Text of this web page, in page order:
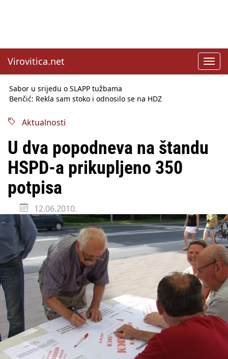
Virovitica.net
Sabor u srijedu o SLAPP tužbama
Benčić: Rekla sam stoko i odnosilo se na HDZ
godine
najavio za jesen
Državni tajnik Rukavina: Hrvatska ima 3,6 milijuna birača
HŽ Infrastruktura: Nesreće na željezničkim prijelazima
prepolovljene
Državni inspektorat opozvao Barebells pločicu - soft protein
bar Coco Choco
Aktualnosti
U dva popodneva na štandu
HSPD-a prikupljeno 350
potpisa
12.06.2010.